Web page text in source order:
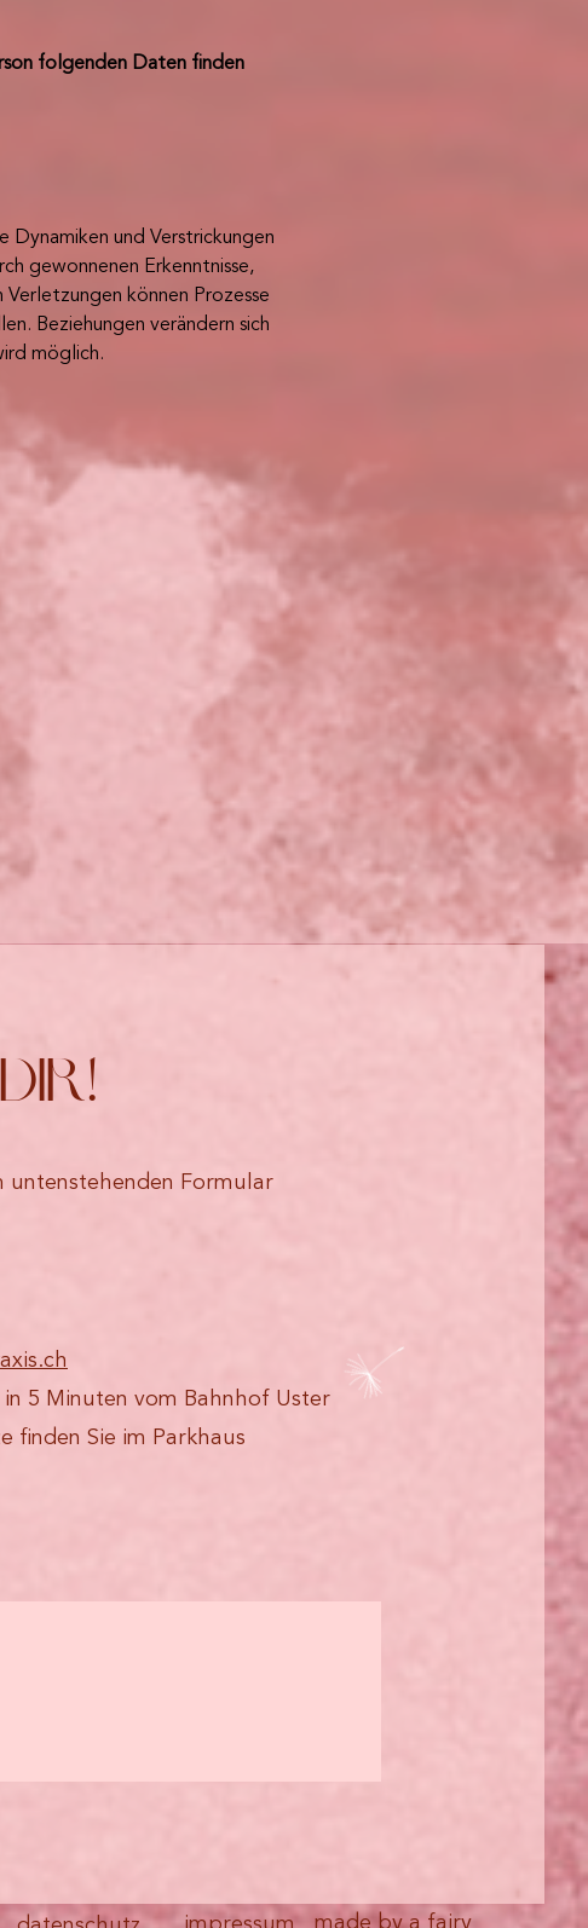
folgenden Daten finden
Dynamiken und Verstrickungen
gewonnenen Erkenntnisse,
können Prozesse
Beziehungen verändern sich
möglich.
untenstehenden Formular
in 5 Minuten vom Bahnhof Uster
finden Sie im Parkhaus
made by a fairy